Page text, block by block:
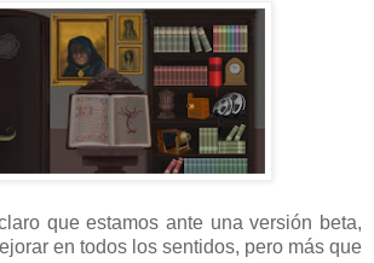
que estamos ante una versión beta,
en todos los sentidos, pero más que